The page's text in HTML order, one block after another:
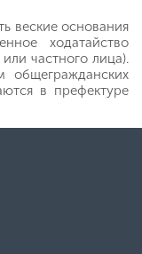
веские основания
ходатайство
частного лица).
общегражданских
в префектуре